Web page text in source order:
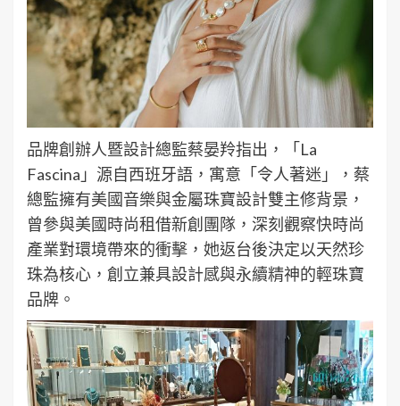
品牌創辦人暨設計總監蔡晏羚指出，「La
Fascina」源自西班牙語，寓意「令人著迷」，蔡
總監擁有美國音樂與金屬珠寶設計雙主修背景，
曾參與美國時尚租借新創團隊，深刻觀察快時尚
產業對環境帶來的衝擊，她返台後決定以天然珍
珠為核心，創立兼具設計感與永續精神的輕珠寶
品牌。